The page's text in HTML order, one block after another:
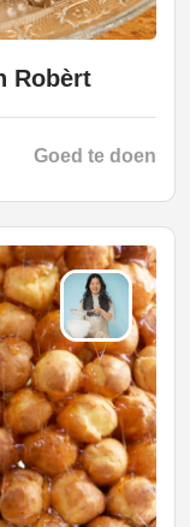
Robèrt
Goed te doen